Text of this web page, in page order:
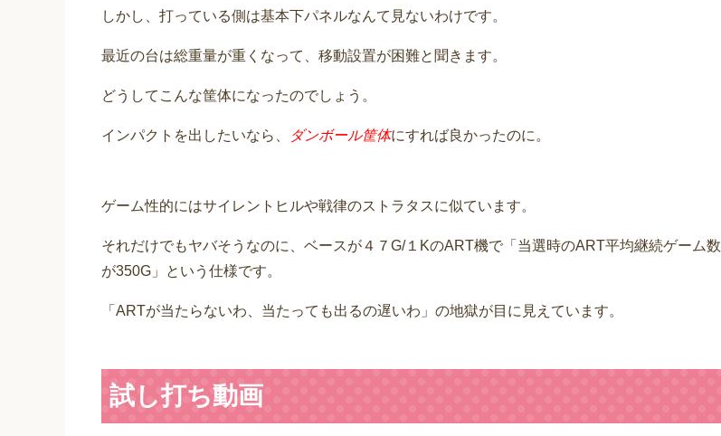
しかし、打っている側は基本下パネルなんて見ないわけです。
最近の台は総重量が重くなって、移動設置が困難と聞きます。
どうしてこんな筐体になったのでしょう。
インパクトを出したいなら、 ダンボール筐体にすれば良かったのに。
ゲーム性的にはサイレントヒルや戦律のストラタスに似ています。
それだけでもヤバそうなのに、ベースが４７G/１KのART機で「当選時のART平均継続ゲーム数
が350G」という仕様です。
「ARTが当たらないわ、当たっても出るの遅いわ」の地獄が目に見えています。
試し打ち動画